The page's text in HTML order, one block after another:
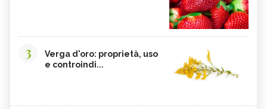
3
Verga d'oro: proprietà, uso
e controindi...